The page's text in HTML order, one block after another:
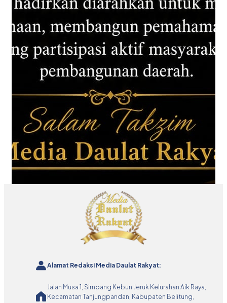
Alamat Redaksi Media Daulat Rakyat:
Jalan Musa 1, Simpang Kebun Jeruk Kelurahan Aik Raya,
Kecamatan Tanjungpandan, Kabupaten Belitung,